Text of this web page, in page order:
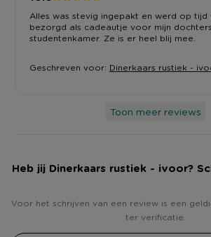
Alles was stevig ingepakt en werd op
bezorgd als cadeautje voor mijn dochters
studentenkamer. Ze is er heel blij mee.
Geschreven voor: Dinerkaars rustiek -
Toon meer reviews
Heb jij Dinerkaars rustiek - ivoor?
Voor het schrijven van een review is een
ter verificatie.